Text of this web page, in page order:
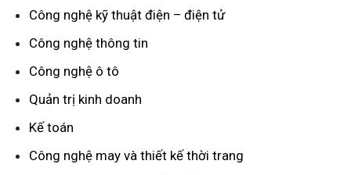
Công nghệ kỹ thuật điện – điện tử
Công nghệ thông tin
Công nghệ ô tô
Quản trị kinh doanh
Kế toán
Công nghệ may và thiết kế thời trang